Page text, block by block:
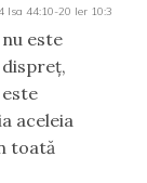
Isa 44:10-20 Ier 10:3
este
aceleia
toată